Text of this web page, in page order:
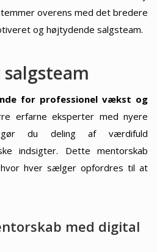
overens med det bredere
og højtydende salgsteam.
for professionel vækst og
erfarne eksperter med nyere
du deling af værdifuld
indsigter. Dette mentorskab
hver sælger opfordres til at
med digital